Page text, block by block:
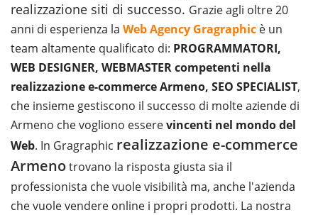
realizzazione siti di successo. Grazie agli oltre 20
anni di esperienza la Web Agency Gragraphic è un
team altamente qualificato di: PROGRAMMATORI,
WEB DESIGNER, WEBMASTER competenti nella
realizzazione e-commerce Armeno, SEO SPECIALIST,
che insieme gestiscono il successo di molte aziende di
Armeno che vogliono esserevincenti nel mondo del
Web. In Gragraphic realizzazione e-commerce
Armenotrovano la risposta giusta sia il
professionista che vuole visibilità ma, anche l'azienda
che vuole vendere online i propri prodotti. La nostra